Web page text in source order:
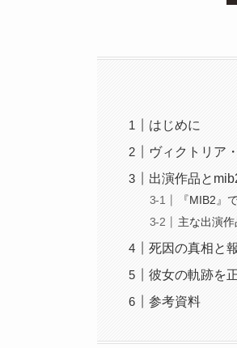
はじめに
ヴィクトリア
出演作品と
『MIB2』
主な出演
死因の真相と
彼女の軌跡を
参考資料